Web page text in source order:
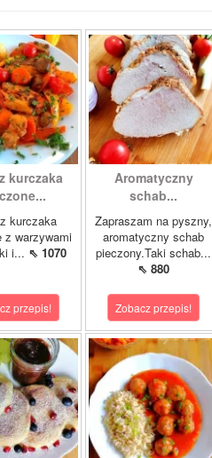
kurczaka
kurczaka
z warzywami
i... ⇖ 1070
przepis!
Aromatyczny
schab...
Zapraszam na pyszny,
aromatyczny schab
pieczony.Taki schab...
⇖ 880
Zobacz przepis!